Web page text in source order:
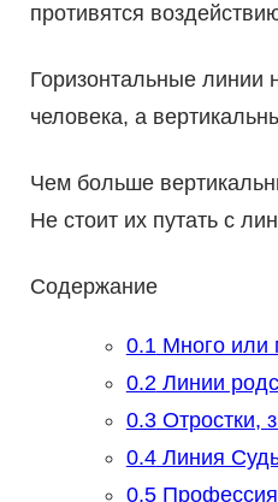
противятся
Горизонтальные линии
человека, а
Чем больше
Не стоит их путать с
Содержание
0.1Много или
0.2Линии
0.3Отростки,
0.4Линия
0.5Профессия